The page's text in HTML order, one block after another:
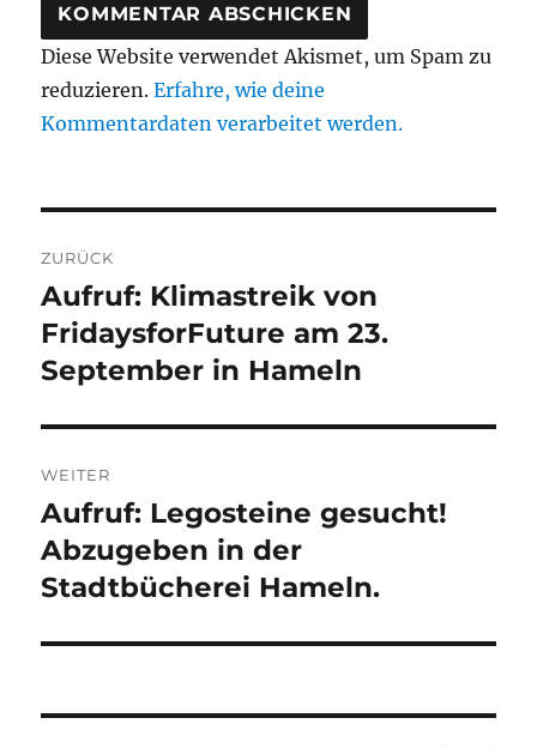
Diese Website verwendet Akismet, um Spam zu
reduzieren.Erfahre, wie deine
Kommentardaten verarbeitet werden.
ZURÜCK
Vorheriger
Beitrag:
Aufruf: Klimastreik von
FridaysforFuture am 23.
September in Hameln
WEITER
Nächster
Beitrag:
Aufruf: Legosteine gesucht!
Abzugeben in der
Stadtbücherei Hameln.